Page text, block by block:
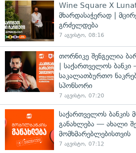
Wine Square X
მხარდასაჭერად |
გრძელდება
7 აგვისტო, 08:16
თორნიკე შენგელია
| საქართველოს
საკალათბურთო
სპონსორი
7 აგვისტო, 07:20
საქართველოს ბანკის
განახლება — ახალი
მომხმარებლებისთვის
7 აგვისტო, 07:12